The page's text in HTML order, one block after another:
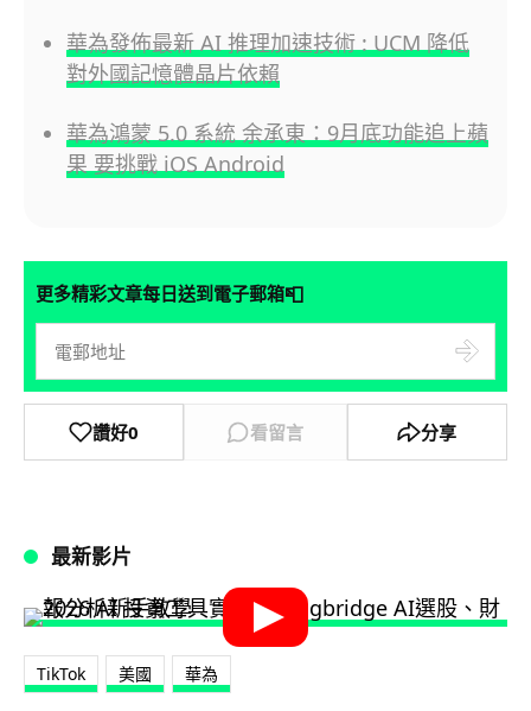
華為發佈最新 AI 推理加速技術 : UCM 降低
對外國記憶體晶片依賴
華為鴻蒙 5.0 系統 余承東：9月底功能追上蘋
果 要挑戰 iOS Android
更多精彩文章每日送到電子郵箱📮
讚好0 看留言 分享
最新影片
TikTok 美國 華為